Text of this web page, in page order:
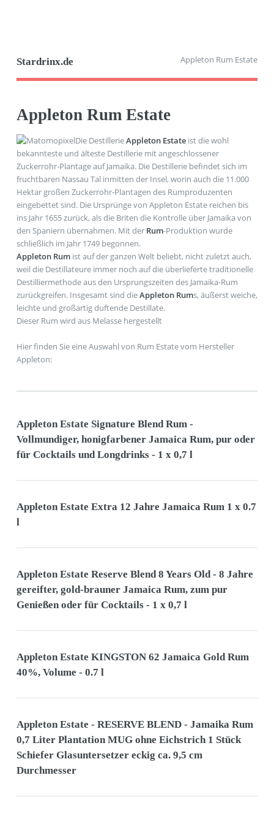
Stardrinx.de Appleton Rum Estate
Appleton Rum Estate
Die DestillerieAppleton Estateist die wohl
bekannteste und älteste Destillerie mit angeschlossener
Zuckerrohr-Plantage auf Jamaika. Die Destillerie befindet sich im
fruchtbaren Nassau Tal inmitten der Insel, worin auch die 11.000
Hektar großen Zuckerrohr-Plantagen des Rumproduzenten
eingebettet sind. Die Ursprünge von Appleton Estate reichen bis
ins Jahr 1655 zurück, als die Briten die Kontrolle über Jamaika von
den Spaniern übernahmen. Mit der Rum-Produktion wurde
schließlich im Jahr 1749 begonnen.
Appleton Rumist auf der ganzen Welt beliebt, nicht zuletzt auch,
weil die Destillateure immer noch auf die überlieferte traditionelle
Destilliermethode aus den Ursprungszeiten des Jamaika-Rum
zurückgreifen. Insgesamt sind dieAppleton Rums, äußerst weiche,
leichte und großartig duftende Destillate.
Dieser Rum wird aus Melasse hergestellt
Hier finden Sie eine Auswahl von Rum Estate vom Hersteller
Appleton:
Appleton Estate Signature Blend Rum -
Vollmundiger, honigfarbener Jamaica Rum, pur oder
für Cocktails und Longdrinks - 1 x 0,7 l
Appleton Estate Extra 12 Jahre Jamaica Rum 1 x 0.7
l
Appleton Estate Reserve Blend 8 Years Old - 8 Jahre
gereifter, gold-brauner Jamaica Rum, zum pur
Genießen oder für Cocktails - 1 x 0,7 l
Appleton Estate KINGSTON 62 Jamaica Gold Rum
40%, Volume - 0.7 l
Appleton Estate - RESERVE BLEND - Jamaika Rum
0,7 Liter Plantation MUG ohne Eichstrich 1 Stück
Schiefer Glasuntersetzer eckig ca. 9,5 cm
Durchmesser